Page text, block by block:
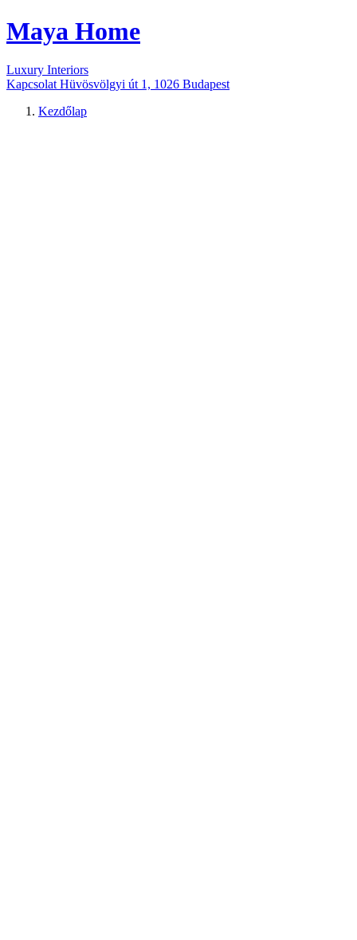
Maya Home
Luxury Interiors
Kapcsolat Hüvösvölgyi út 1, 1026 Budapest
Kezdőlap